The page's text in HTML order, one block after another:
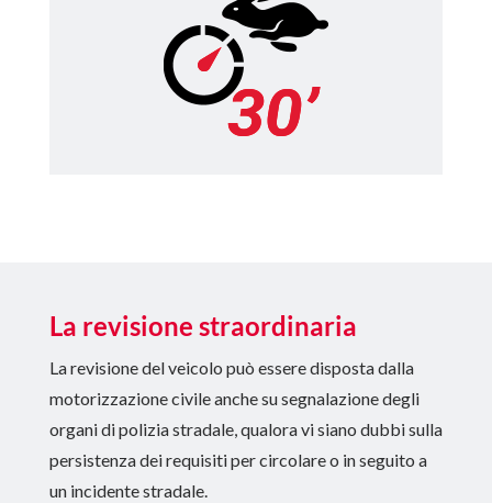
La revisione straordinaria
La revisione del veicolo può essere disposta dalla
motorizzazione civile anche su segnalazione degli
organi di polizia stradale, qualora vi siano dubbi sulla
persistenza dei requisiti per circolare o in seguito a
un incidente stradale.